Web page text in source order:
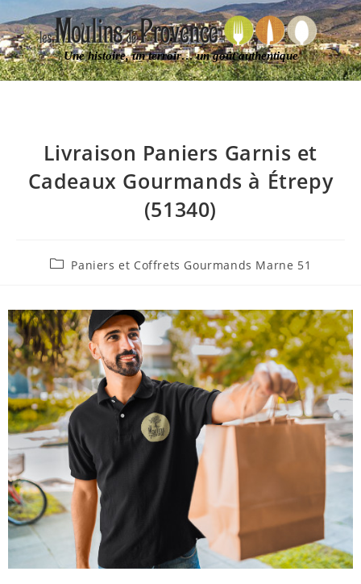
Une histoire, un terroir… un goût authentique
Livraison Paniers Garnis et
Cadeaux Gourmands à Étrepy
(51340)
Paniers et Coffrets Gourmands Marne 51